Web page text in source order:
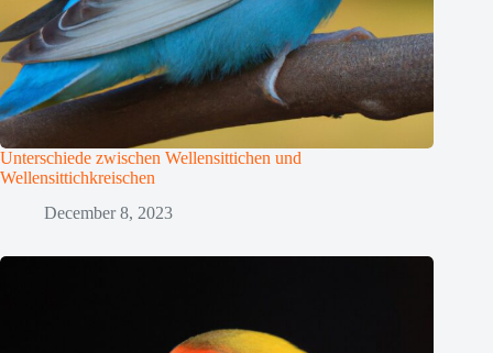
Unterschiede zwischen Wellensittichen und
Wellensittichkreischen
December 8, 2023